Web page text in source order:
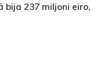
bija 237 miljoni eiro,